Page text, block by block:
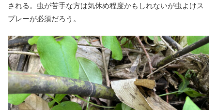
される。虫が苦手な方は気休め程度かもしれないが虫よけス
プレーが必須だろう。